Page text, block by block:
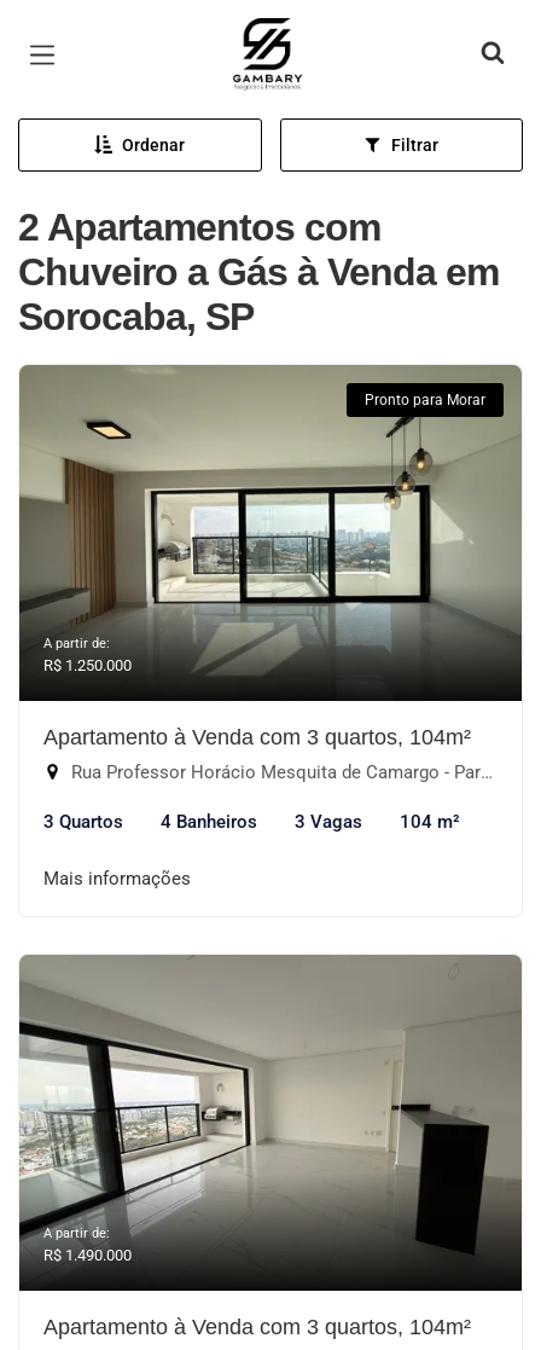
Página inicial
Ordenar Filtrar
2 Apartamentos com
Chuveiro a Gás à Venda em
Sorocaba, SP
Pronto para Morar
A partir de:
R$ 1.250.000
Apartamento à Venda com 3 quartos, 104m²
Rua Professor Horácio Mesquita de Camargo - Parque Campolim, Sorocaba-SP
3 Quartos 4 Banheiros 3 Vagas 104 m²
Mais informações
A partir de:
R$ 1.490.000
Apartamento à Venda com 3 quartos, 104m²